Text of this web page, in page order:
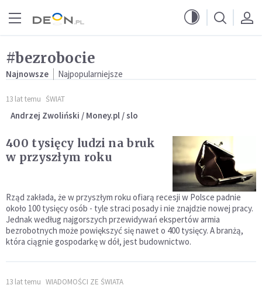
#bezrobocie
Najnowsze Najpopularniejsze
13 lat temu ŚWIAT
Andrzej Zwoliński / Money.pl / slo
400 tysięcy ludzi na bruk
w przyszłym roku
Rząd zakłada, że w przyszłym roku ofiarą recesji w Polsce padnie
około 100 tysięcy osób - tyle straci posady i nie znajdzie nowej pracy.
Jednak według najgorszych przewidywań ekspertów armia
bezrobotnych może powiększyć się nawet o 400 tysięcy. A branżą,
która ciągnie gospodarkę w dół, jest budownictwo.
13 lat temu WIADOMOŚCI ZE ŚWIATA